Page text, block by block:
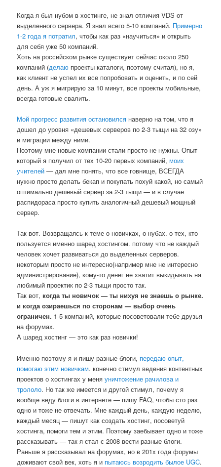
Когда я был нубом в хостинге, не знал отличия VDS от
выделенного сервера. Я знал всего 5-10 компаний. Примерно
1-2 года я потратил, чтобы как раз «научиться» и открыть
для себя уже 50 компаний.
Хоть на российском рынке существует сейчас около 250
компаний (делаю проекты каталоги, поэтому считал), но я,
как клиент не успел их все попробовать и оценить, и по сей
день. А уж я мигрирую за 10 минут, все проекты мобильные,
всегда готовые свалить.
Мой прогресс развития остановился наверно на том, что я
дошел до уровня «дешевых серверов по 2-3 тыщи на 32 озу»
и миграции между ними.
Поэтому мне новые компании стали просто не нужны. Опыт
который я получил от тех 10-20 первых компаний, моих
учителей — дал мне понять, что все говнище, ВСЕГДА
нужно просто делать бекап и покупать похуй какой, но самый
оптимально дешевый сервер за 2-3 тыщи — и в случае
распидораса просто купить аналогичный дешевый мощный
сервер.
Так вот. Возвращаясь к теме о новичках, о нубах. о тех, кто
пользуется именно шаред хостингом. потому что не каждый
человек хочет развиваться до выделенных серверов.
некоторым просто не интересно(например мне не интересно
администрирование), кому-то денег не хватит выкидывать на
любимый проектик по 2-3 тыщи просто так.
Так вот, когда ты новичок — ты нихуя не знаешь о рынке.
и когда озираешься по сторонам — выбор очень
ограничен. 1-5 компаний, которые посоветовали тебе друзья
на форумах.
А шаред хостинг — это как раз новички!
Именно поэтому я и пишу разные блоги, передаю опыт,
помогаю этим новичкам. конечно стимул ведения контентных
проектов о хостингах у меняуничтожение рачилова и
трололо. Но так же имеется и другой стимул, почему я
вообще веду блоги в интернете — пишу FAQ, чтобы сто раз
одно и тоже не отвечать. Мне каждый день, каждую неделю,
каждый месяц — пишут как создать хостинг, посоветуй
хостинга, помоги тем и этим. Поэтому заебывает одно и тоже
рассказывать — так я стал с 2008 вести разные блоги.
Раньше я рассказывал на форумах, но в 201х года форумы
доживают свой век, хоть я и пытаюсь возродить былое UGC.